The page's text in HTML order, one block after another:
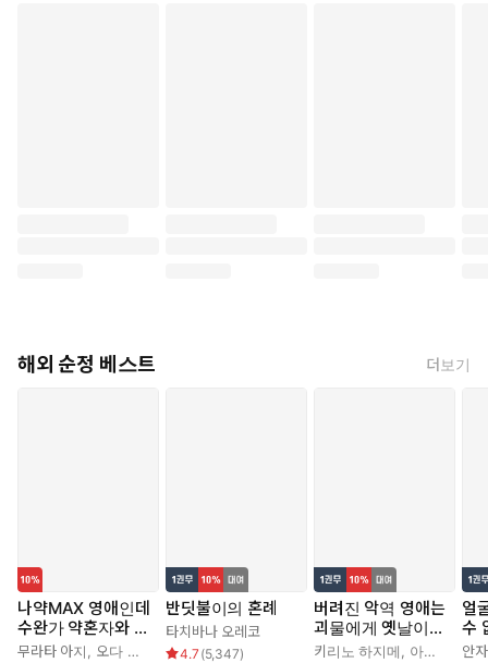
해외 순정 베스트 더보기
나약MAX 영애인데
수완가 약혼자와 내
기를 하고 말았다
무라타 아지 오다 히로
반딧불이의 혼례
타치바나 오레코
4.7 (5,347)
버려진 악역 영애는
괴물에게 옛날이야
기를 들려준다
키리노 하지메 아키자와 에데
얼
수
안